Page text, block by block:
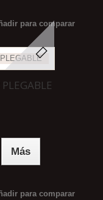
para comparar
Más
para comparar